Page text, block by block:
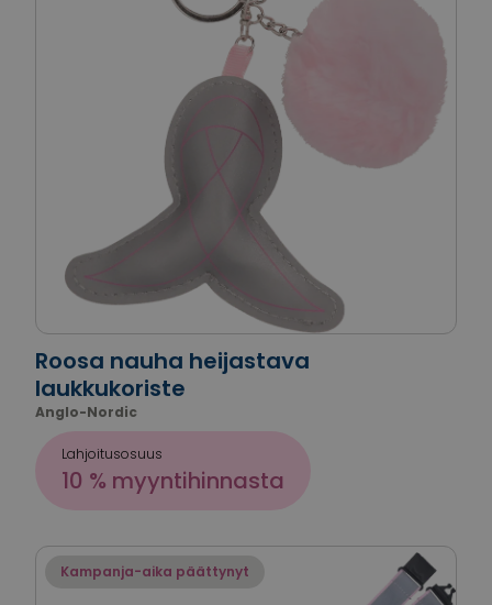
Roosa nauha heijastava
laukkukoriste
Anglo-Nordic
Lahjoitusosuus
10 % myyntihinnasta
Kampanja-aika päättynyt